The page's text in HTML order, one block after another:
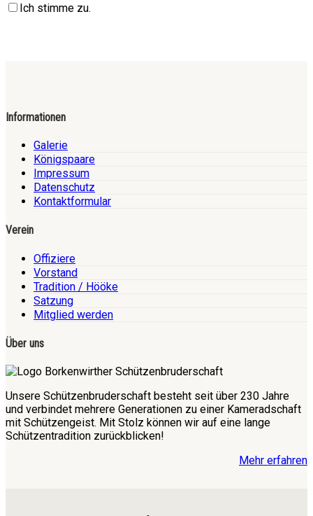
Ich stimme zu.
Informationen
Galerie
Königspaare
Impressum
Datenschutz
Kontaktformular
Verein
Offiziere
Vorstand
Tradition / Hööke
Satzung
Mitglied werden
Über uns
Unsere Schützenbruderschaft besteht seit über 230 Jahre
und verbindet mehrere Generationen zu einer Kameradschaft
mit Schützengeist. Mit Stolz können wir auf eine lange
Schützentradition zurückblicken!
Mehr erfahren